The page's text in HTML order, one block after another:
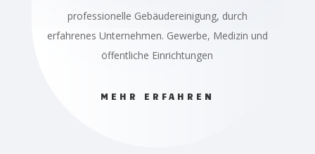
professionelle Gebäudereinigung, durch
erfahrenes Unternehmen. Gewerbe, Medizin und
öffentliche Einrichtungen
MEHR ERFAHREN